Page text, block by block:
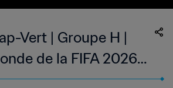
Vert | Groupe H |
de la FIFA 2026™ |
Langue des signes